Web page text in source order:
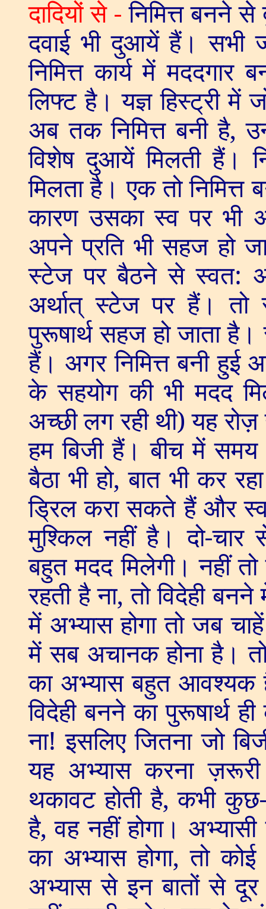
दादियों से - निमित्त बनने
दवाई भी दुआयें हैं। सभी
निमित्त कार्य में
लिफ्ट है। यज्ञ हिस्ट्री में
अब तक निमित्त बनी है,
विशेष दुआयें मिलती हैं।
मिलता है। एक तो
कारण उसका स्व पर भी
अपने प्रति भी सहज हो
स्टेज पर बैठने से स्वत:
अर्थात् स्टेज पर हैं।
पुरूषार्थ सहज हो जाता
हैं। अगर निमित्त बनी हुई
के सहयोग की भी मदद
अच्छी लग रही थी) यह
हम बिजी हैं। बीच में
बैठा भी हो,बात भी कर
ड्रिल करा सकते हैं और
मुश्किल नहीं है। दो-चार
बहुत मदद मिलेगी। नहीं तो
रहती है ना,तो विदेही
में अभ्यास होगा तो जब
में सब अचानक होना है।
का अभ्यास बहुत आवश्यक
विदेही बनने का पुरूषार्थ
ना! इसलिए जितना जो
यह अभ्यास करना
थकावट होती है,कभी
है,वह नहीं होगा।
का अभ्यास होगा,तो
अभ्यास से इन बातों से